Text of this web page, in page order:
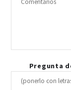
Pregunta